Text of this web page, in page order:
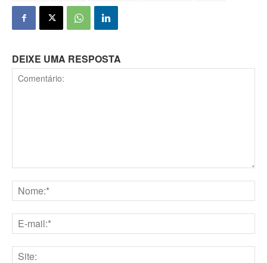
DEIXE UMA RESPOSTA
mail:*